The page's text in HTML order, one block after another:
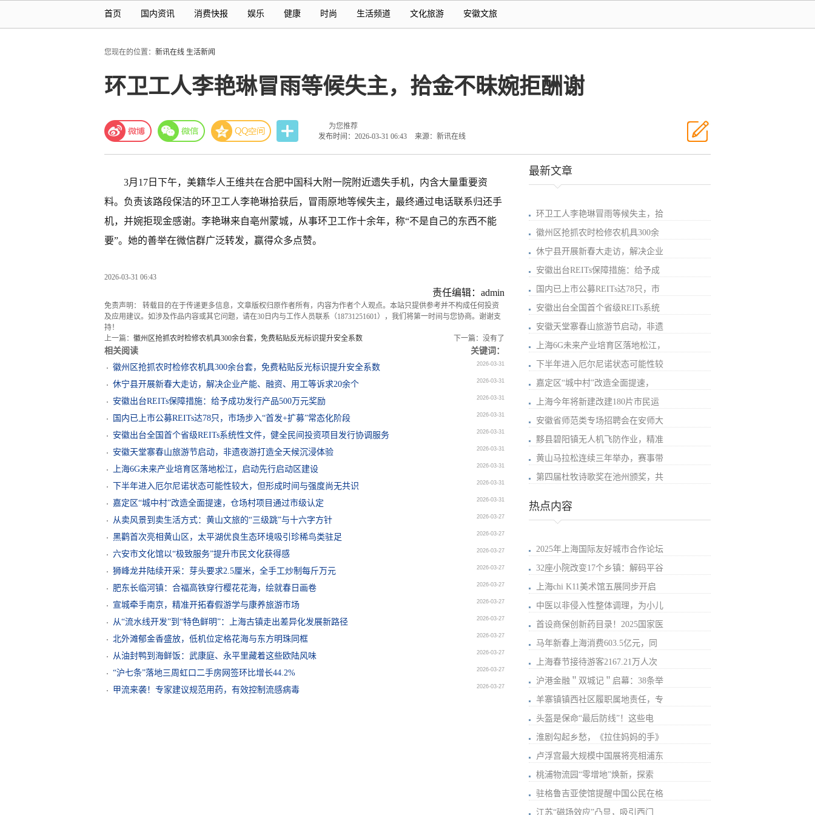
首页 国内资讯 消费快报 娱乐 健康 时尚 生活频道 文化旅游 安徽文旅
您现在的位置： 新讯在线 生活新闻
环卫工人李艳琳冒雨等候失主，拾金不昧婉拒酬谢
为您推荐
发布时间：2026-03-31 06:43
来源：新讯在线
3月17日下午，美籍华人王维共在合肥中国科大附一院附近遗失手机，内含大量重要资
料。负责该路段保洁的环卫工人李艳琳拾获后，冒雨原地等候失主，最终通过电话联系归还手
机，并婉拒现金感谢。李艳琳来自亳州蒙城，从事环卫工作十余年，称“不是自己的东西不能
要”。她的善举在微信群广泛转发，赢得众多点赞。
2026-03-31 06:43
责任编辑：admin
免责声明： 转载目的在于传递更多信息，文章版权归原作者所有，内容为作者个人观点。本站只提供参考并不构成任何投资
及应用建议。如涉及作品内容或其它问题，请在30日内与工作人员联系（18731251601），我们将第一时间与您协商。谢谢支
持！
上一篇： 徽州区抢抓农时检修农机具300余台套，免费粘贴反光标识提升安全系数 下一篇：没有了
相关阅读
关键词：
徽州区抢抓农时检修农机具300余台套，免费粘贴反光标识提升安全系数
2026-03-31
休宁县开展新春大走访，解决企业产能、融资、用工等诉求20余个 2026-03-31
安徽出台REITs保障措施：给予成功发行产品500万元奖励 2026-03-31
国内已上市公募REITs达78只，市场步入“首发+扩募”常态化阶段 2026-03-31
安徽出台全国首个省级REITs系统性文件，健全民间投资项目发行协调服务 2026-03-31
安徽天堂寨春山旅游节启动，非遗夜游打造全天候沉浸体验 2026-03-31
上海6G未来产业培育区落地松江，启动先行启动区建设 2026-03-31
下半年进入厄尔尼诺状态可能性较大，但形成时间与强度尚无共识 2026-03-31
嘉定区“城中村”改造全面提速，仓场村项目通过市级认定 2026-03-31
从卖风景到卖生活方式：黄山文旅的“三级跳”与十六字方针 2026-03-27
黑鹳首次亮相黄山区，太平湖优良生态环境吸引珍稀鸟类驻足 2026-03-27
六安市文化馆以“极致服务”提升市民文化获得感 2026-03-27
狮峰龙井陆续开采：芽头要求2.5厘米，全手工炒制每斤万元 2026-03-27
肥东长临河镇：合福高铁穿行樱花花海，绘就春日画卷 2026-03-27
宣城牵手南京，精准开拓春假游学与康养旅游市场 2026-03-27
从“流水线开发”到“特色鲜明”：上海古镇走出差异化发展新路径 2026-03-27
北外滩郁金香盛放，低机位定格花海与东方明珠同框 2026-03-27
从油封鸭到海鲜饭：武康庭、永平里藏着这些欧陆风味 2026-03-27
“沪七条”落地三周虹口二手房网签环比增长44.2% 2026-03-27
甲流来袭！专家建议规范用药，有效控制流感病毒 2026-03-27
最新文章
环卫工人李艳琳冒雨等候失主，拾
徽州区抢抓农时检修农机具300余
休宁县开展新春大走访，解决企业
安徽出台REITs保障措施：给予成
国内已上市公募REITs达78只，市
安徽出台全国首个省级REITs系统
安徽天堂寨春山旅游节启动，非遗
上海6G未来产业培育区落地松江，
下半年进入厄尔尼诺状态可能性较
嘉定区“城中村”改造全面提速，
上海今年将新建改建180片市民运
安徽省师范类专场招聘会在安师大
黟县碧阳镇无人机飞防作业，精准
黄山马拉松连续三年举办，赛事带
第四届杜牧诗歌奖在池州颁奖，共
热点内容
2025年上海国际友好城市合作论坛
32座小院改变17个乡镇：解码平谷
上海chi K11美术馆五展同步开启
中医以非侵入性整体调理，为小儿
首设商保创新药目录！2025国家医
马年新春上海消费603.5亿元，同
上海春节接待游客2167.21万人次
沪港金融＂双城记＂启幕：38条举
羊寨镇镇西社区履职属地责任，专
头盔是保命“最后防线”！这些电
淮剧勾起乡愁，《拉住妈妈的手》
卢浮宫最大规模中国展将亮相浦东
桃浦物流园“零增地”焕新，探索
驻格鲁吉亚使馆提醒中国公民在格
江苏“磁场效应”凸显，吸引西门